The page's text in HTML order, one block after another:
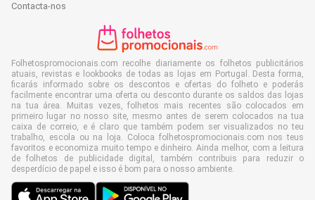
Contacta-nos
Folhetospromocionais.com recolhe diariamente os folhetos publicitários
atuais, revistas e lookbooks de todas as lojas em Portugal. Desta forma,
ficarás informado sobre os descontos e ofertas do folheto e poderás
facilmente encontrar uma oferta ou desconto durante os saldos das lojas
na tua área. Muitas vezes, folhetos mais recentes são colocados em
primeiro lugar no nosso site, mesmo antes de serem colocados na tua
caixa de correio, e é claro que também podem ser visualizados no teu
trabalho, escola ou na loja. Coloca folhetospromocionais.com nos teus
favoritos e economiza muito tempo e dinheiro. Ainda melhor, com a leitura
de folhetos de publicidade digital, também contribuis para reduzir o
desperdício de papel e isso é bom para o nosso ambiente.